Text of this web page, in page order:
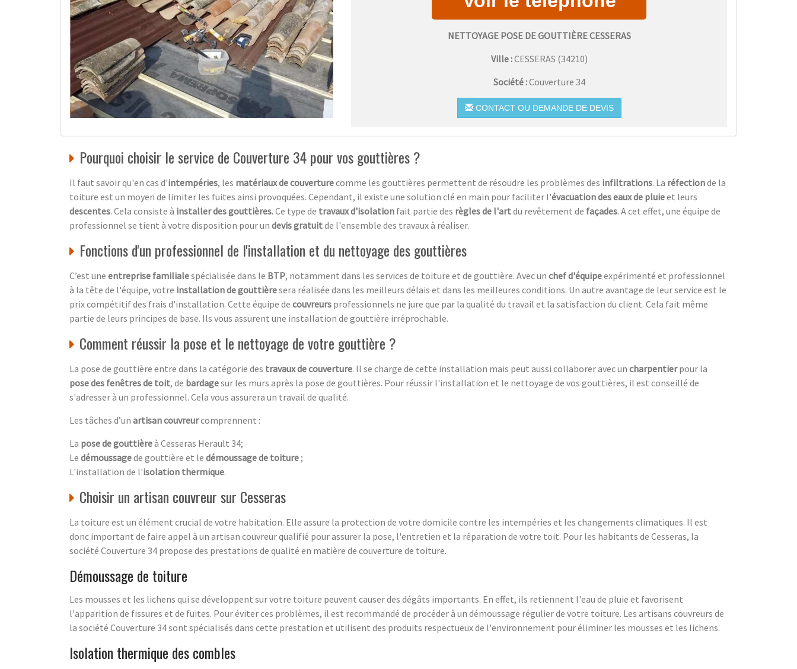
NETTOYAGE POSE DE GOUTTIÈRE CESSERAS
Ville :CESSERAS (34210)
Société :Couverture 34
CONTACT OU DEMANDE DE DEVIS
Pourquoi choisir le service de Couverture 34 pour vos gouttières ?
Il faut savoir qu'en cas d'intempéries, les matériaux de couverturecomme les gouttières permettent de résoudre les problèmes des infiltrations. La réfectionde la
toiture est un moyen de limiter les fuites ainsi provoquées. Cependant, il existe une solution clé en main pour faciliter l'évacuation des eaux de pluieet leurs
descentes. Cela consiste à installer des gouttières. Ce type de travaux d'isolation fait partie des règles de l'artdu revêtement de façades. A cet effet, une équipe de
professionnel se tient à votre disposition pour un devis gratuitde l'ensemble des travaux à réaliser.
Fonctions d'un professionnel de l'installation et du nettoyage des gouttières
C’est une entreprise familialespécialisée dans le BTP, notamment dans les services de toiture et de gouttière. Avec un chef d'équipeexpérimenté et professionnel
à la tête de l'équipe, votre installation de gouttièresera réalisée dans les meilleurs délais et dans les meilleures conditions. Un autre avantage de leur service est le
prix compétitif des frais d'installation. Cette équipe de couvreurs professionnels ne jure que par la qualité du travail et la satisfaction du client. Cela fait même
partie de leurs principes de base. Ils vous assurent une installation de gouttière irréprochable.
Comment réussir la pose et le nettoyage de votre gouttière ?
La pose de gouttière entre dans la catégorie des travaux de couverture. Il se charge de cette installation mais peut aussi collaborer avec un charpentierpour la
pose des fenêtres de toit, de bardagesur les murs après la pose de gouttières. Pour réussir l'installation et le nettoyage de vos gouttières, il est conseillé de
s'adresser à un professionnel. Cela vous assurera un travail de qualité.
Les tâches d’un artisan couvreurcomprennent :
La pose de gouttièreà Cesseras Herault 34;
Le démoussagede gouttière et le démoussage de toiture ;
L'installation de l'isolation thermique.
Choisir un artisan couvreur sur Cesseras
La toiture est un élément crucial de votre habitation. Elle assure la protection de votre domicile contre les intempéries et les changements climatiques. Il est
donc important de faire appel à un artisan couvreur qualifié pour assurer la pose, l'entretien et la réparation de votre toit. Pour les habitants de Cesseras, la
société Couverture 34 propose des prestations de qualité en matière de couverture de toiture.
Démoussage de toiture
Les mousses et les lichens qui se développent sur votre toiture peuvent causer des dégâts importants. En effet, ils retiennent l'eau de pluie et favorisent
l'apparition de fissures et de fuites. Pour éviter ces problèmes, il est recommandé de procéder à un démoussage régulier de votre toiture. Les artisans couvreurs de
la société Couverture 34 sont spécialisés dans cette prestation et utilisent des produits respectueux de l'environnement pour éliminer les mousses et les lichens.
Isolation thermique des combles